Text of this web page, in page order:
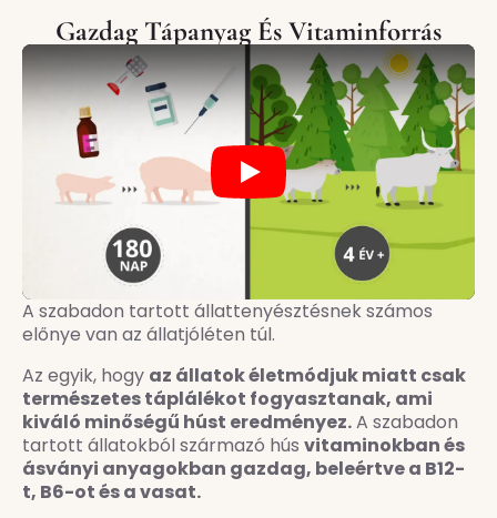
Gazdag Tápanyag És Vitaminforrás
Play
A szabadon tartott állattenyésztésnek számos
előnye van az állatjóléten túl.
Az egyik, hogy az állatok életmódjuk miatt csak
természetes táplálékot fogyasztanak, ami
kiváló minőségű húst eredményez.A szabadon
tartott állatokból származó hús vitaminokban és
ásványi anyagokban gazdag, beleértve a B12-
t, B6-ot és a vasat.